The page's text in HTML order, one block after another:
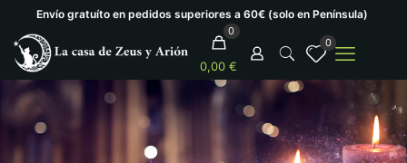
Envío gratuíto en pedidos superiores a 60€ (solo en Península)
0
0,00 €
0